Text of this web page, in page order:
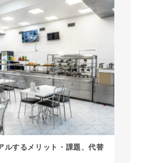
ルするメリット・課題、代替